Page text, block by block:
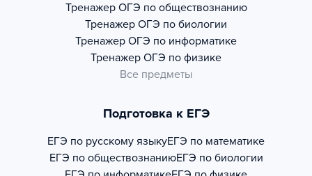
Тренажер ОГЭ по обществознанию
Тренажер ОГЭ по биологии
Тренажер ОГЭ по информатике
Тренажер ОГЭ по физике
Все предметы
Подготовка к ЕГЭ
ЕГЭ по русскому языкуЕГЭ по математике
ЕГЭ по обществознаниюЕГЭ по биологии